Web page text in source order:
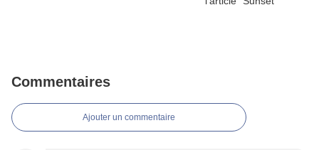
Commentaires
Ajouter un commentaire